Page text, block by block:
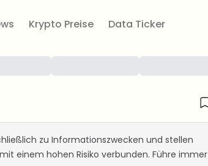
Krypto Preise Data Ticker
zu Informationszwecken und stellen
einem hohen Risiko verbunden. Führe immer